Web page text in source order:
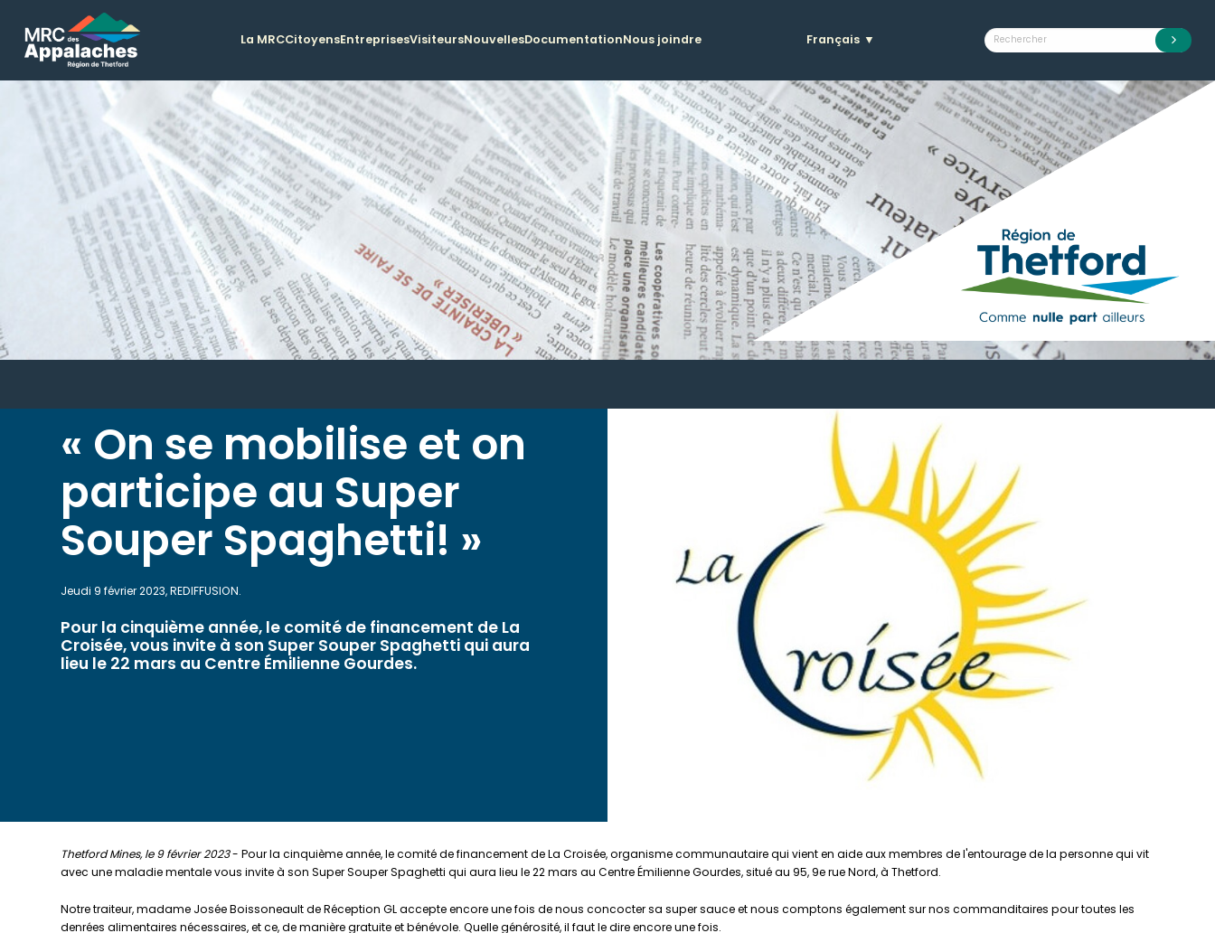
La MRCCitoyensEntreprisesVisiteursNouvellesDocumentationNous joindre Français ▼
« On se mobilise et on
participe au Super
Souper Spaghetti! »
Jeudi 9 février 2023, REDIFFUSION.
Pour la cinquième année, le comité de financement de La
Croisée, vous invite à son Super Souper Spaghetti qui aura
lieu le 22 mars au Centre Émilienne Gourdes.
Thetford Mines, le 9 février 2023- Pour la cinquième année, le comité de financement de La Croisée, organisme communautaire qui vient en aide aux membres de l'entourage de la personne qui vit
avec une maladie mentale vous invite à son Super Souper Spaghetti qui aura lieu le 22 mars au Centre Émilienne Gourdes, situé au 95, 9e rue Nord, à Thetford.
Notre traiteur, madame Josée Boissoneault de Réception GL accepte encore une fois de nous concocter sa super sauce et nous comptons également sur nos commanditaires pour toutes les
denrées alimentaires nécessaires, et ce, de manière gratuite et bénévole. Quelle générosité, il faut le dire encore une fois.